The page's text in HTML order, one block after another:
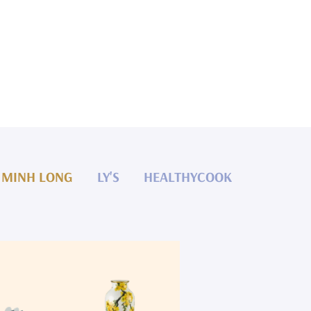
MINH LONG LY'S HEALTHYCOOK